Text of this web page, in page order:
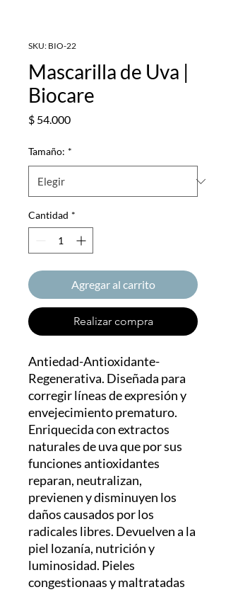
SKU: BIO-22
Mascarilla de Uva |
Biocare
$ 54.000Precio
Tamaño: *
Cantidad *
Agregar al carrito
Realizar compra
Antiedad-Antioxidante-
Regenerativa. Diseñada para
corregir líneas de expresión y
envejecimiento prematuro.
Enriquecida con extractos
naturales de uva que por sus
funciones antioxidantes
reparan, neutralizan,
previenen y disminuyen los
daños causados por los
radicales libres. Devuelven a la
piel lozanía, nutrición y
luminosidad. Pieles
congestionaas y maltratadas